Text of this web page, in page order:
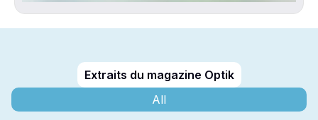
Extraits du magazine Optik
All